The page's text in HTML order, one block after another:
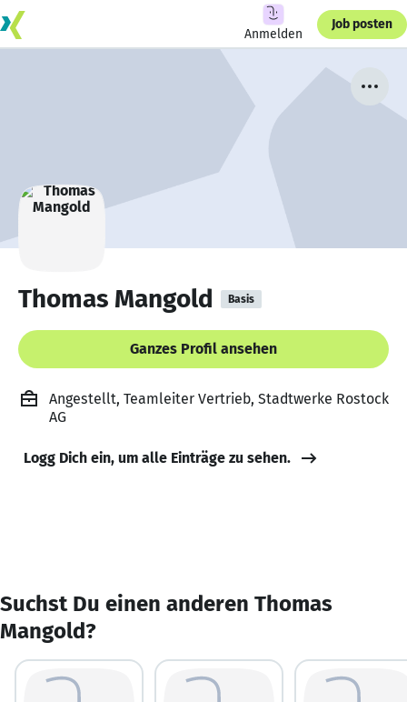
Anmelden
Job posten
Thomas Mangold Basis
Ganzes Profil ansehen
Angestellt, Teamleiter Vertrieb, Stadtwerke Rostock
AG
Logg Dich ein, um alle Einträge zu sehen.
Suchst Du einen anderen Thomas
Mangold?